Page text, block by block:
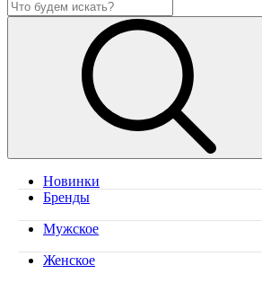
Новинки
Бренды
Мужское
Женское